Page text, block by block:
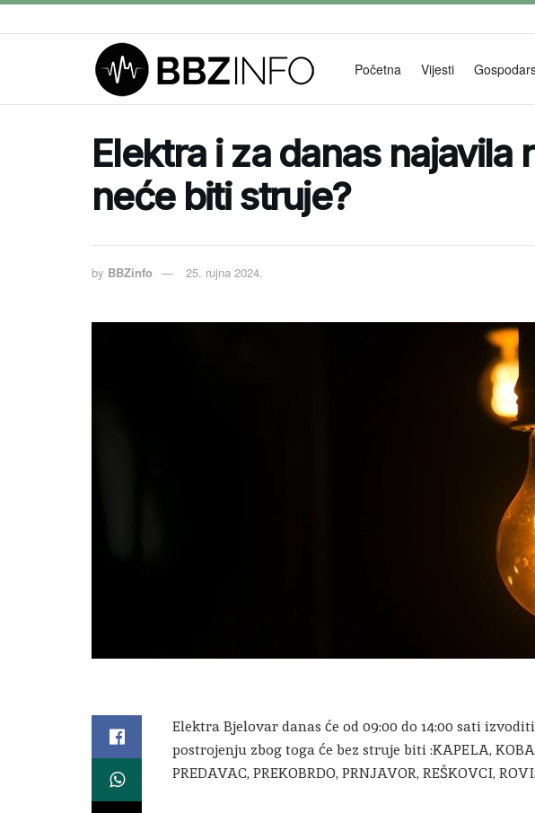
Početna Vijesti
Elektra i za danas najavila
neće biti struje?
by BBZinfo 25. rujna 2024.
Elektra Bjelovar danas će od 09:00 do 14:00 sati
postrojenju zbog toga će bez struje biti :KAPELA,
PREDAVAC, PREKOBRDO, PRNJAVOR, REŠKOVCI,